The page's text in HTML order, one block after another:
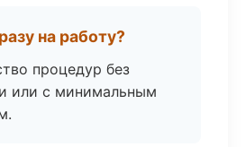
на работу?
процедур без
или с минимальным